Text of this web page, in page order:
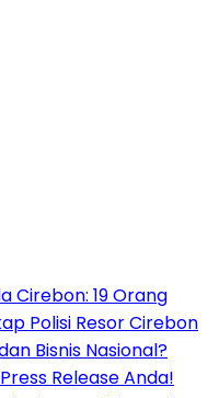
Cirebon: 19 Orang
Polisi Resor Cirebon
Bisnis Nasional?
Release Anda!